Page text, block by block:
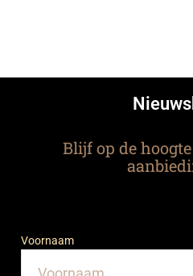
Blijf op de
Voornaam